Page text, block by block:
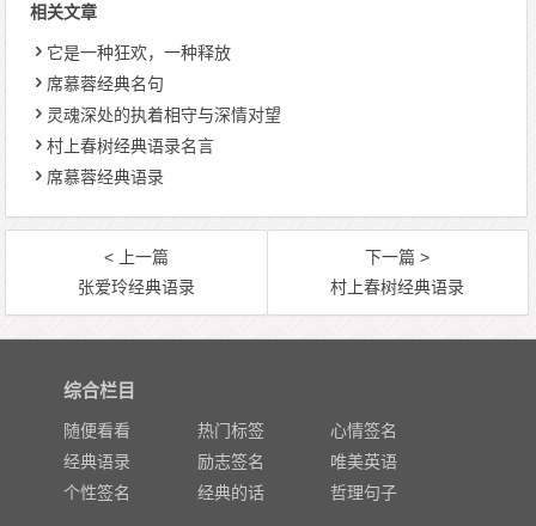
相关文章
它是一种狂欢，一种释放
席慕蓉经典名句
灵魂深处的执着相守与深情对望
村上春树经典语录名言
席慕蓉经典语录
< 上一篇
张爱玲经典语录
下一篇 >
村上春树经典语录
综合栏目
随便看看 热门标签
心情签名
经典语录
励志签名
唯美英语
个性签名
经典的话 哲理句子